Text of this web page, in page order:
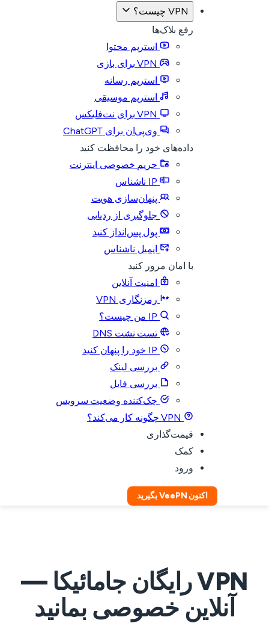
VPN چیست؟
رفع بلاک‌ها
استریم محتوا
VPN برای بازی
استریم رسانه
استریم موسیقی
VPN برای نت‌فلیکس
وی‌پی‌ان برای ChatGPT
داده‌های خود را محافظت کنید
حریم خصوصی اینترنت
IP ناشناس
پنهان‌سازی هویت
جلوگیری از ردیابی
پول پس‌انداز کنید
ایمیل ناشناس
با امان مرور کنید
امنیت آنلاین
رمزنگاری VPN
IP من چیست؟
تست نشت DNS
IP خود را پنهان کنید
بررسی لینک
بررسی فایل
چک‌کننده وضعیت سرویس
VPN چگونه کار می‌کند؟
قیمت‌گذاری
کمک
ورود
اکنون VeePN بگیرید
VPN رایگان جامائیکا —
آنلاین خصوصی بمانید